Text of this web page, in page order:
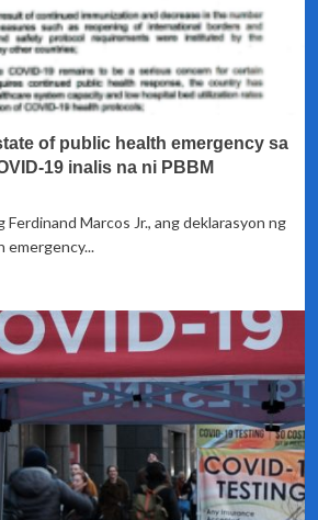
of public health emergency sa
19 inalis na ni PBBM
Ferdinand Marcos Jr., ang deklarasyon ng
emergency...